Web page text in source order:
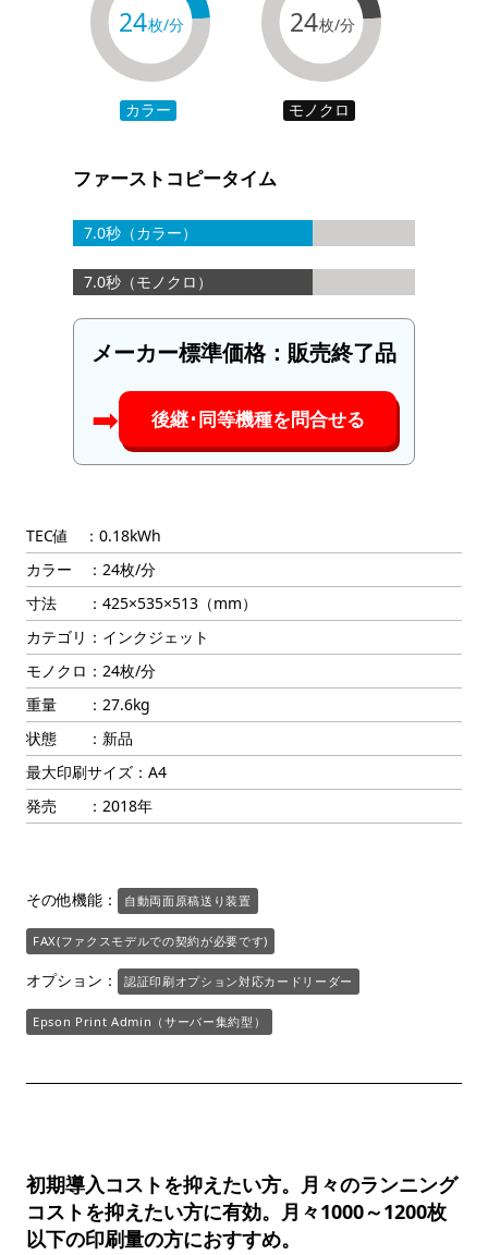
24枚/分
カラー
24枚/分
モノクロ
ファーストコピータイム
7.0秒（カラー）
7.0秒（モノクロ）
メーカー標準価格： 販売終了品
➡︎ 後継･同等機種を問合せる
TEC値 ：0.18kWh
カラー ：24枚/分
寸法 ：425×535×513（mm）
カテゴリ：インクジェット
モノクロ：24枚/分
重量 ：27.6kg
状態 ：新品
最大印刷サイズ：A4
発売 ：2018年
その他機能： 自動両面原稿送り装置
FAX(ファクスモデルでの契約が必要です)
オプション： 認証印刷オプション対応カードリーダー
Epson Print Admin（サーバー集約型）
初期導入コストを抑えたい方。月々のランニング
コストを抑えたい方に有効。月々1000～1200枚
以下の印刷量の方におすすめ。